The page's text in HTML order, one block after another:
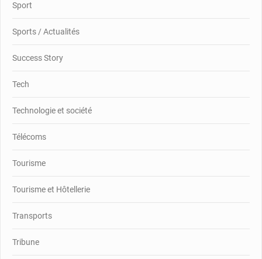
Sport
Sports / Actualités
Success Story
Tech
Technologie et société
Télécoms
Tourisme
Tourisme et Hôtellerie
Transports
Tribune